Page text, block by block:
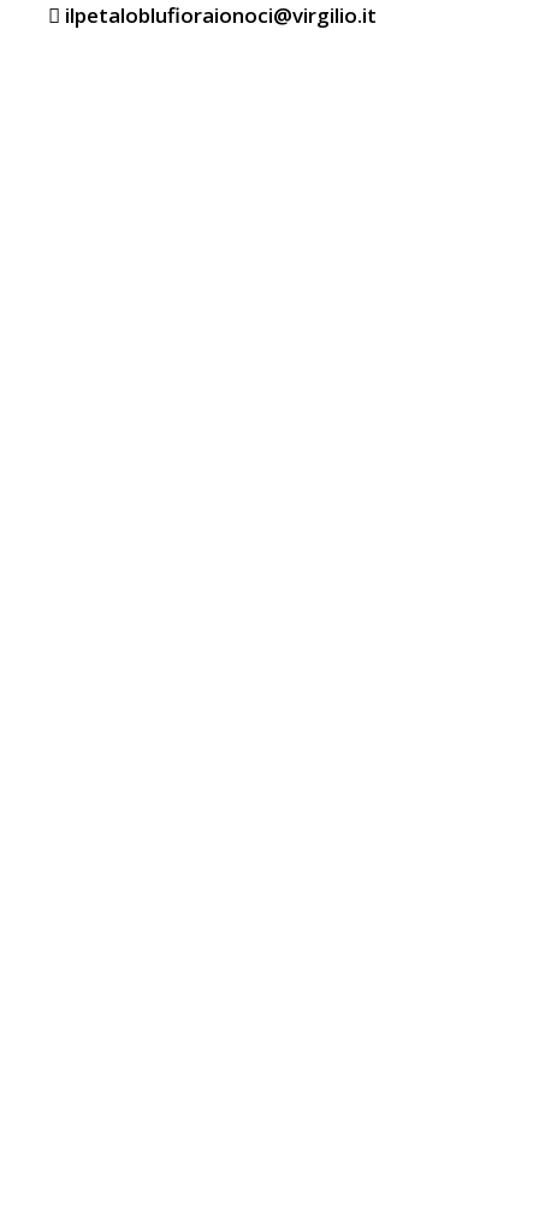
ilpetaloblufioraionoci@virgilio.it